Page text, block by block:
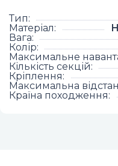
Тип:
Матеріал:
Вага:
Колір:
Максимальне
Кількість секцій:
Кріплення:
Максимальна
Країна походження: